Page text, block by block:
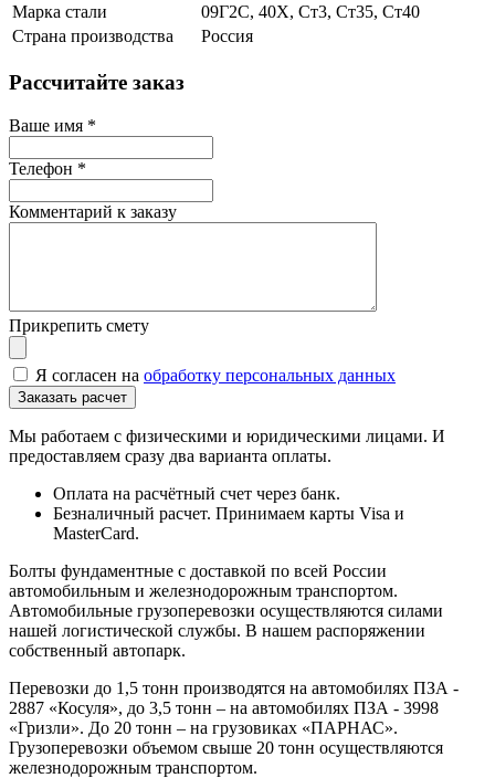
Марка стали
09Г2С, 40Х, Ст3, Ст35, Ст40
Страна производства
Россия
Рассчитайте заказ
Ваше имя *
Телефон *
Комментарий к заказу
Прикрепить смету
Я согласен на обработку персональных данных
Мы работаем с физическими и юридическими лицами. И
предоставляем сразу два варианта оплаты.
Оплата на расчётный счет через банк.
Безналичный расчет. Принимаем карты Visa и
MasterCard.
Болты фундаментные с доставкой по всей России
автомобильным и железнодорожным транспортом.
Автомобильные грузоперевозки осуществляются силами
нашей логистической службы. В нашем распоряжении
собственный автопарк.
Перевозки до 1,5 тонн производятся на автомобилях ПЗА -
2887 «Косуля», до 3,5 тонн – на автомобилях ПЗА - 3998
«Гризли». До 20 тонн – на грузовиках «ПАРНАС».
Грузоперевозки объемом свыше 20 тонн осуществляются
железнодорожным транспортом.